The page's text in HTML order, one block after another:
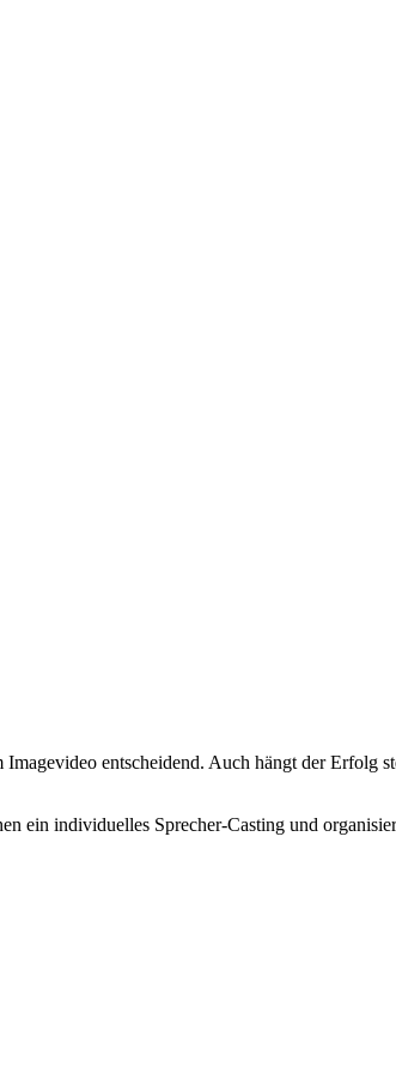
entscheidend. Auch hängt der Erfolg
ein individuelles Sprecher-Casting und